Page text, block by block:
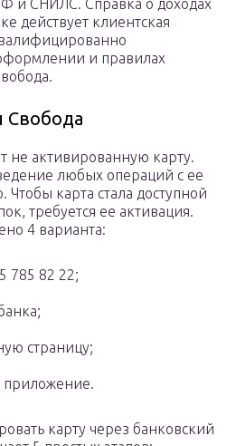
и СНИЛС. Справка о доходах
действует клиентская
и правилах
Свобода
не активированную карту.
любых операций с ее
карта стала доступной
требуется ее активация.
4 варианта:
785 82 22;
страницу;
приложение.
карту через банковский